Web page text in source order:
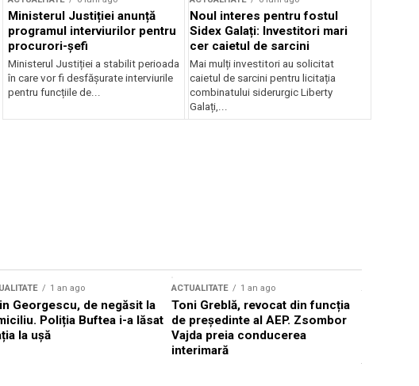
Ministerul Justiției anunță
programul interviurilor pentru
procurori-șefi
Ministerul Justiției a stabilit perioada
în care vor fi desfășurate interviurile
pentru funcțiile de...
Noul interes pentru fostul
Sidex Galați: Investitori mari
cer caietul de sarcini
Mai mulți investitori au solicitat
caietul de sarcini pentru licitația
combinatului siderurgic Liberty
Galați,...
1 an ago
Georgescu, de negăsit la
Poliția Buftea i-a lăsat
la ușă
ACTUALITATE 1 an ago
Toni Greblă, revocat din funcția
de președinte al AEP. Zsombor
Vajda preia conducerea
interimară